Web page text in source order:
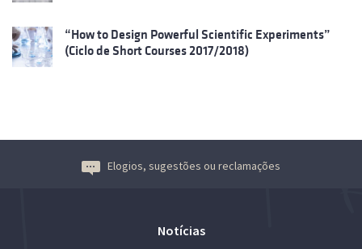
“How to Design Powerful Scientific Experiments”
(Ciclo de Short Courses 2017/2018)
Elogios, sugestões ou reclamações
Notícias